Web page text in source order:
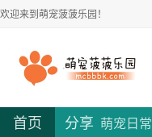
欢迎来到萌宠菠菠乐园！
首页 分享 萌宠日常